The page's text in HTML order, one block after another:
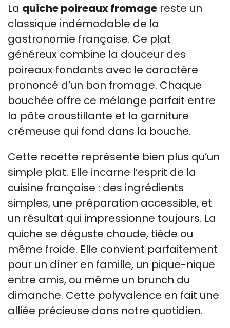
La quiche poireaux fromage reste un
classique indémodable de la
gastronomie française. Ce plat
généreux combine la douceur des
poireaux fondants avec le caractère
prononcé d’un bon fromage. Chaque
bouchée offre ce mélange parfait entre
la pâte croustillante et la garniture
crémeuse qui fond dans la bouche.
Cette recette représente bien plus qu’un
simple plat. Elle incarne l’esprit de la
cuisine française : des ingrédients
simples, une préparation accessible, et
un résultat qui impressionne toujours. La
quiche se déguste chaude, tiède ou
même froide. Elle convient parfaitement
pour un dîner en famille, un pique-nique
entre amis, ou même un brunch du
dimanche. Cette polyvalence en fait une
alliée précieuse dans notre quotidien.